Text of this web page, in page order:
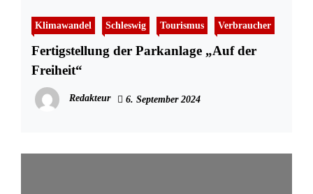
Klimawandel Schleswig Tourismus Verbraucher
Fertigstellung der Parkanlage „Auf der
Freiheit“
Redakteur 6. September 2024